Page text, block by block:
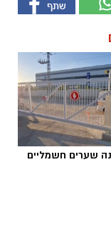
שערים חשמליים